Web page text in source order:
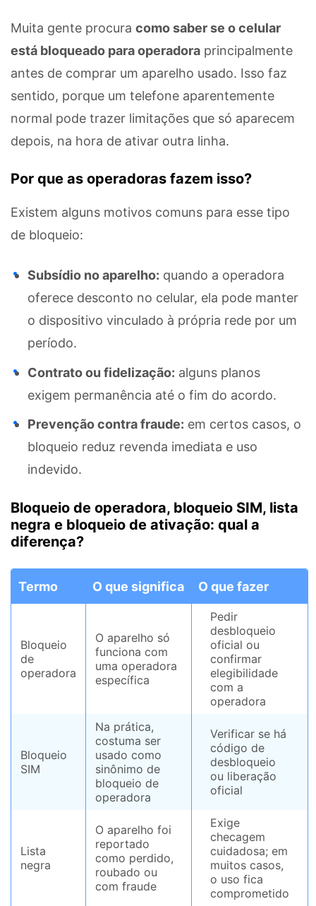
Muita gente procura como saber se o celular
está bloqueado para operadora principalmente
antes de comprar um aparelho usado. Isso faz
sentido, porque um telefone aparentemente
normal pode trazer limitações que só aparecem
depois, na hora de ativar outra linha.
Por que as operadoras fazem isso?
Existem alguns motivos comuns para esse tipo
de bloqueio:
Subsídio no aparelho: quando a operadora
oferece desconto no celular, ela pode manter
o dispositivo vinculado à própria rede por um
período.
Contrato ou fidelização: alguns planos
exigem permanência até o fim do acordo.
Prevenção contra fraude: em certos casos, o
bloqueio reduz revenda imediata e uso
indevido.
Bloqueio de operadora, bloqueio SIM, lista
negra e bloqueio de ativação: qual a
diferença?
Termo O que significa O que fazer
Bloqueio
de
operadora
O aparelho só
funciona com
uma operadora
específica
Pedir
desbloqueio
oficial ou
confirmar
elegibilidade
com a
operadora
Bloqueio
SIM
Na prática,
costuma ser
usado como
sinônimo de
bloqueio de
operadora
Verificar se há
código de
desbloqueio
ou liberação
oficial
Lista
negra
O aparelho foi
reportado
como perdido,
roubado ou
com fraude
Exige
checagem
cuidadosa; em
muitos casos,
o uso fica
comprometido